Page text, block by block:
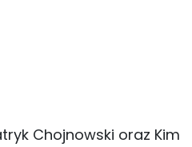
Chojnowski oraz Kim